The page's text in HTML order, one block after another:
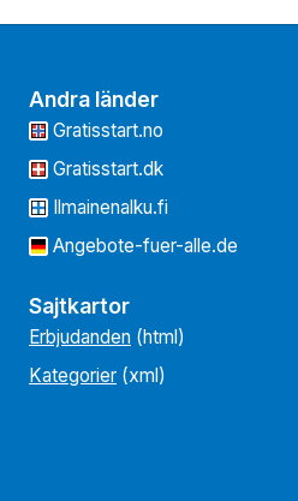
Andra länder
Gratisstart.no
Gratisstart.dk
Ilmainenalku.fi
Angebote-fuer-alle.de
Sajtkartor
Erbjudanden (html)
Kategorier (xml)